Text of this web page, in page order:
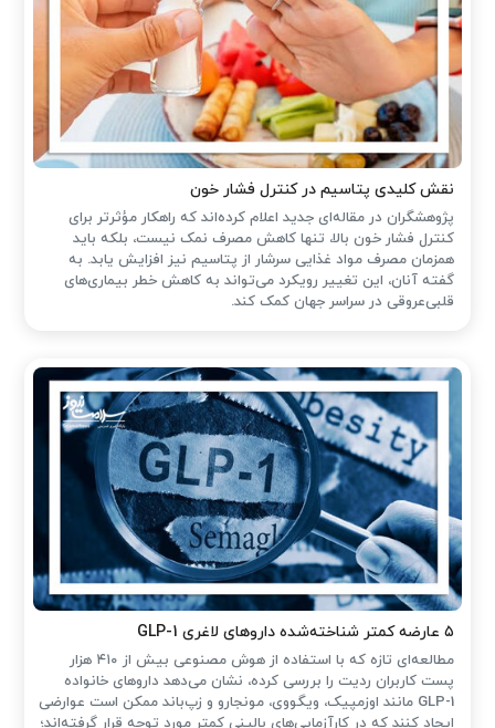
نقش کلیدی پتاسیم در کنترل فشار خون
پژوهشگران در مقاله‌ای جدید اعلام کرده‌اند که راهکار مؤثرتر برای
کنترل فشار خون بالا، تنها کاهش مصرف نمک نیست، بلکه باید
همزمان مصرف مواد غذایی سرشار از پتاسیم نیز افزایش یابد. به
گفته آنان، این تغییر رویکرد می‌تواند به کاهش خطر بیماری‌های
قلبی‌عروقی در سراسر جهان کمک کند.
۵ عارضه کمتر شناخته‌شده داروهای لاغری GLP-1
مطالعه‌ای تازه که با استفاده از هوش مصنوعی بیش از ۴۱۰ هزار
پست کاربران ردیت را بررسی کرده، نشان می‌دهد داروهای خانواده
GLP-1 مانند اوزمپیک، ویگووی، مونجارو و زپ‌باند ممکن است عوارضی
ایجاد کنند که در کارآزمایی‌های بالینی کمتر مورد توجه قرار گرفته‌اند؛